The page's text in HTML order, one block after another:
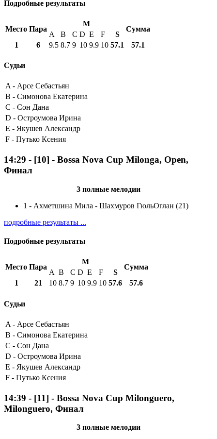
Подробные результаты
Место Пара
M
Сумма
A B C D E F
S
1
6 9.5 8.7 9 10 9.9 10 57.1 57.1
Судьи
A - Арсе Себастьян
B - Симонова Екатерина
C - Сон Дана
D - Остроумова Ирина
E - Якушев Александр
F - Путько Ксения
14:29 - [10] - Bossa Nova Cup Milonga, Open,
Финал
3 полные мелодии
1 - Ахметшина Мила - Шахмуров ГюльОглан (21)
подробные результаты ...
Подробные результаты
Место Пара
M
Сумма
A B C D E F
S
1
21 10 8.7 9 10 9.9 10 57.6 57.6
Судьи
A - Арсе Себастьян
B - Симонова Екатерина
C - Сон Дана
D - Остроумова Ирина
E - Якушев Александр
F - Путько Ксения
14:39 - [11] - Bossa Nova Cup Milonguero,
Milonguero, Финал
3 полные мелодии